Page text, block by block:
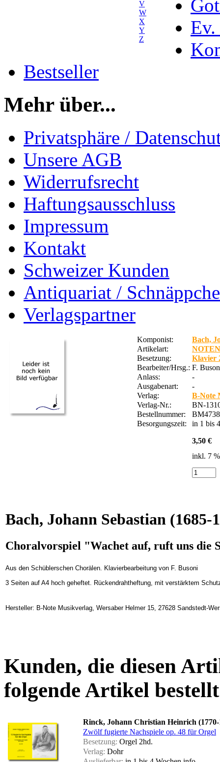
V
W
X
Y
Z
Ev.
Bestseller
Mehr über...
Privatsphäre /
Unsere AGB
Widerrufsrecht
Haftungsausschluss
Impressum
Kontakt
Schweizer Kunden
Antiquariat /
Verlagspartner
Komponist:
Bach,
Artikelart:
NOTEN
Besetzung:
Klavier
Bearbeiter/Hrsg.: F.
Anlass:
-
Ausgabenart:
-
Verlag:
B-Note
Verlag-Nr.:
BN-
Bestellnummer:
Besorgungszeit:
in 1 bis
3,50 €
inkl. 7
Bach, Johann Sebastian (1685-
Choralvorspiel "Wachet auf, ruft uns
Aus den Schüblerschen Chorälen. Klavierbearbeitung von F. Busoni
3 Seiten auf A4 hoch geheftet. Rückendrahtheftung, mit verstärktem
Hersteller: B-Note Musikverlag, Wersaber Helmer 15, 27628 Sandstedt-
Kunden, die diesen
folgende Artikel
Rinck, Johann Christian Heinrich (1770-
Zwölf fugierte Nachspiele op. 48 für Orgel
Besetzung: Orgel 2hd.
Verlag: Dohr